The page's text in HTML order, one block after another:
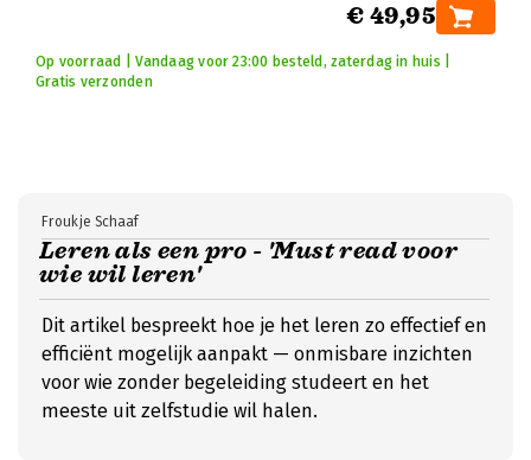
€ 49,95
Op voorraad | Vandaag voor 23:00 besteld, zaterdag in huis |
Gratis verzonden
Leren als een pro - 'Must read voor
wie wil leren'
Froukje Schaaf
Dit artikel bespreekt hoe je het leren zo effectief en
efficiënt mogelijk aanpakt — onmisbare inzichten
voor wie zonder begeleiding studeert en het
meeste uit zelfstudie wil halen.